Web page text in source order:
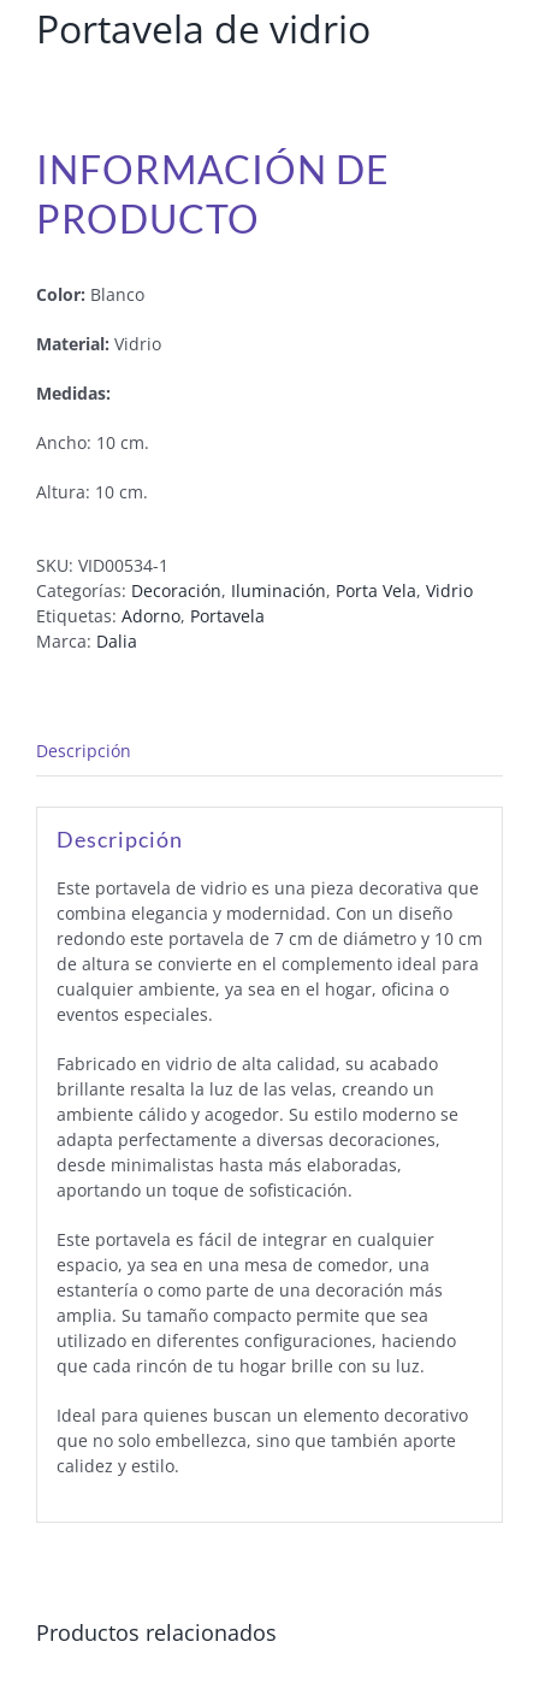
Portavela de vidrio
INFORMACIÓN DE
PRODUCTO
Color: Blanco
Material: Vidrio
Medidas:
Ancho: 10 cm.
Altura: 10 cm.
SKU: VID00534-1
Categorías: Decoración, Iluminación, Porta Vela, Vidrio
Etiquetas: Adorno, Portavela
Marca: Dalia
Descripción
Descripción
Este portavela de vidrio es una pieza decorativa que
combina elegancia y modernidad. Con un diseño
redondo este portavela de 7 cm de diámetro y 10 cm
de altura se convierte en el complemento ideal para
cualquier ambiente, ya sea en el hogar, oficina o
eventos especiales.
Fabricado en vidrio de alta calidad, su acabado
brillante resalta la luz de las velas, creando un
ambiente cálido y acogedor. Su estilo moderno se
adapta perfectamente a diversas decoraciones,
desde minimalistas hasta más elaboradas,
aportando un toque de sofisticación.
Este portavela es fácil de integrar en cualquier
espacio, ya sea en una mesa de comedor, una
estantería o como parte de una decoración más
amplia. Su tamaño compacto permite que sea
utilizado en diferentes configuraciones, haciendo
que cada rincón de tu hogar brille con su luz.
Ideal para quienes buscan un elemento decorativo
que no solo embellezca, sino que también aporte
calidez y estilo.
Productos relacionados